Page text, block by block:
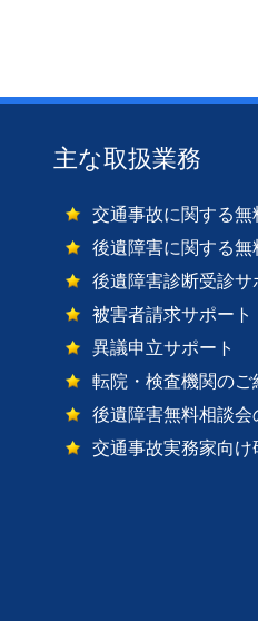
主な取扱業務
交通事故に関する無
後遺障害に関する無
後遺障害診断受診サ
被害者請求サポート
異議申立サポート
転院・検査機関のご
後遺障害無料相談会
交通事故実務家向け